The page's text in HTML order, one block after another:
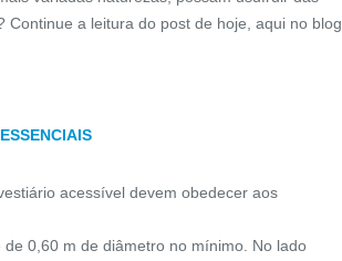
a leitura do post de hoje, aqui no blog
acessível devem obedecer aos
0,60 m de diâmetro no mínimo. No lado